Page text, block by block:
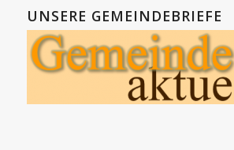
UNSERE GEMEINDEBRIEFE